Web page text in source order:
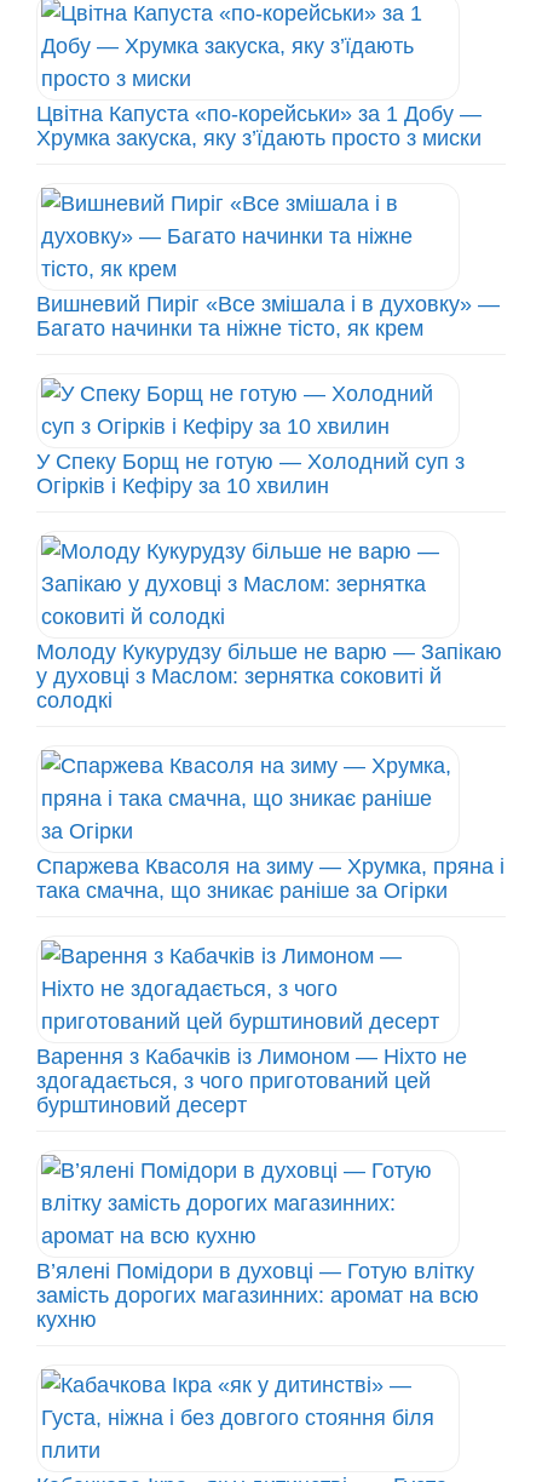
Цвітна Капуста «по-корейськи» за 1 Добу —
Хрумка закуска, яку з’їдають просто з миски
Вишневий Пиріг «Все змішала і в духовку» —
Багато начинки та ніжне тісто, як крем
У Спеку Борщ не готую — Холодний суп з
Огірків і Кефіру за 10 хвилин
Молоду Кукурудзу більше не варю — Запікаю
у духовці з Маслом: зернятка соковиті й
солодкі
Спаржева Квасоля на зиму — Хрумка, пряна і
така смачна, що зникає раніше за Огірки
Варення з Кабачків із Лимоном — Ніхто не
здогадається, з чого приготований цей
бурштиновий десерт
В’ялені Помідори в духовці — Готую влітку
замість дорогих магазинних: аромат на всю
кухню